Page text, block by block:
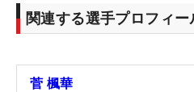
関連する選手プロフィー
菅 楓華